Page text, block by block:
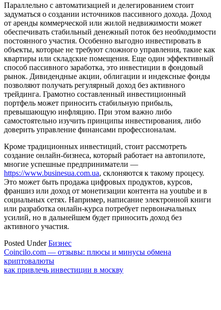
Параллельно с автоматизацией и делегированием стоит
задуматься о создании источников пассивного дохода. Доход
от аренды коммерческой или жилой недвижимости может
обеспечивать стабильный денежный поток без необходимости
постоянного участия. Особенно выгодно инвестировать в
объекты, которые не требуют сложного управления, такие как
квартиры или складские помещения. Еще один эффективный
способ пассивного заработка, это инвестиции в фондовый
рынок. Дивидендные акции, облигации и индексные фонды
позволяют получать регулярный доход без активного
трейдинга. Грамотно составленный инвестиционный
портфель может приносить стабильную прибыль,
превышающую инфляцию. При этом важно либо
самостоятельно изучить принципы инвестирования, либо
доверить управление финансами профессионалам.
Кроме традиционных инвестиций, стоит рассмотреть
создание онлайн-бизнеса, который работает на автопилоте,
многие успешные предприниматели —
https://www.businesua.com.ua, склоняются к такому процесу.
Это может быть продажа цифровых продуктов, курсов,
франшиз или доход от монетизации контента на youtube и в
социальных сетях. Например, написание электронной книги
или разработка онлайн-курса потребует первоначальных
усилий, но в дальнейшем будет приносить доход без
активного участия.
Posted UnderБизнес
Навигация
по
Coincilo.com — отзывы: плюсы и минусы обмена
криптовалюты
как привлечь инвестиции в москву